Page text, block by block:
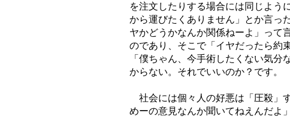
を注文したりする場合には同じよう
から運びたくありません」とか言っ
ヤかどうかなんか関係ねーよ」って
のであり、そこで「イヤだったら約
「僕ちゃん、今手術したくない気
からない。それでいいのか？です。
社会には個々人の好悪は「圧殺」
めーの意見なんか聞いてねえんだよ